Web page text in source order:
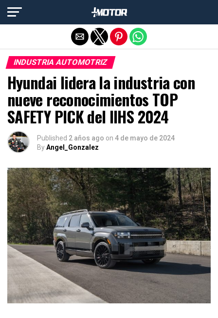
INDUSTRIA AUTOMOTRIZ
Hyundai lidera la industria con
nueve reconocimientos TOP
SAFETY PICK del IIHS 2024
Published 2 años ago on 4 de mayo de 2024
ByAngel_Gonzalez
Salir de la versión móvil